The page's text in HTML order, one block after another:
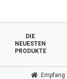
DIE
NEUESTEN
PRODUKTE
Empfang